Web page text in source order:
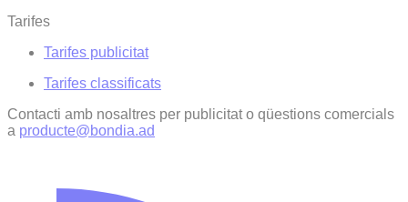
Tarifes
Tarifes publicitat
Tarifes classificats
Contacti amb nosaltres per publicitat o qüestions comercials
a producte@bondia.ad